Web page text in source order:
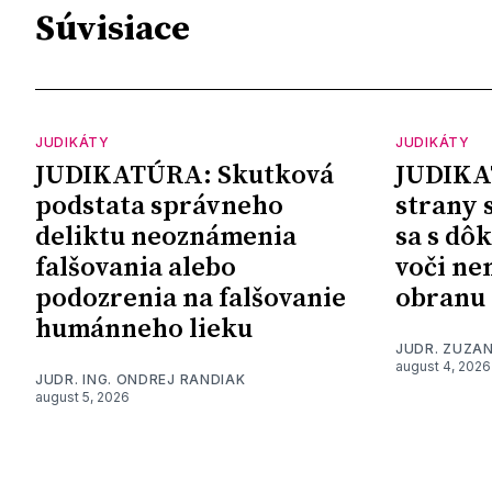
Súvisiace
JUDIKÁTY
JUDIKATÚRA: Skutková
podstata správneho
deliktu neoznámenia
falšovania alebo
podozrenia na falšovanie
humánneho lieku
JUDR. ING. ONDREJ RANDIAK
august 5, 2026
JUDIKÁTY
strany
sa s
voči
obranu
JUDR.
august 4, 2026